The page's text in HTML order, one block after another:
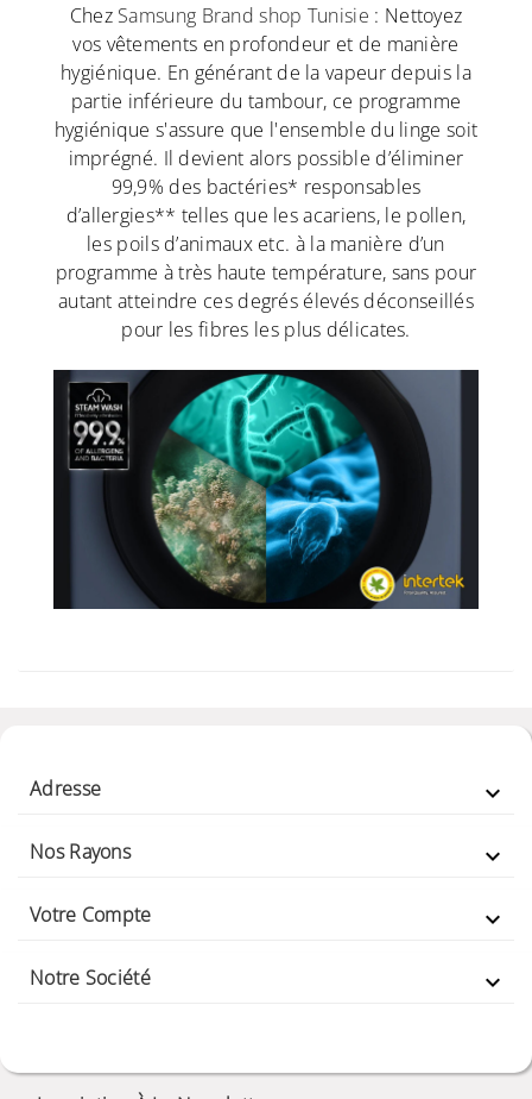
Chez Samsung Brand shop Tunisie : Nettoyez
vos vêtements en profondeur et de manière
hygiénique. En générant de la vapeur depuis la
partie inférieure du tambour, ce programme
hygiénique s'assure que l'ensemble du linge soit
imprégné. Il devient alors possible d’éliminer
99,9% des bactéries* responsables
d’allergies** telles que les acariens, le pollen,
les poils d’animaux etc. à la manière d’un
programme à très haute température, sans pour
autant atteindre ces degrés élevés déconseillés
pour les fibres les plus délicates.
Adresse 
Nos Rayons 
Votre Compte 
Notre Société 